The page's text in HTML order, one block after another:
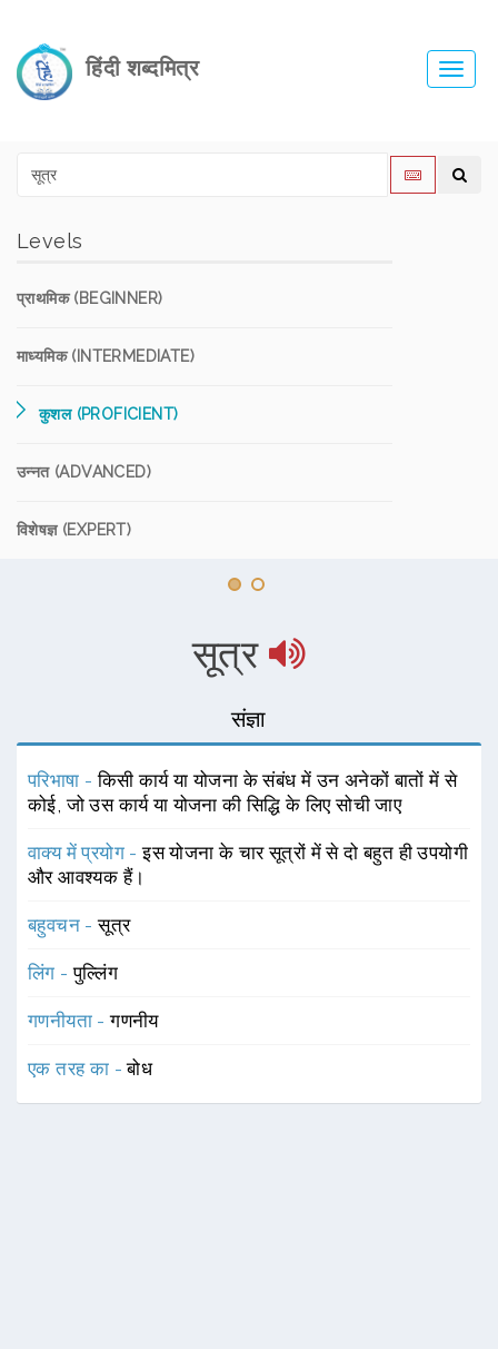
हिंदी शब्दमित्र
Levels
प्राथमिक (BEGINNER)
माध्यमिक (INTERMEDIATE)
कुशल (PROFICIENT)
उन्नत (ADVANCED)
विशेषज्ञ (EXPERT)
सूत्र
संज्ञा
परिभाषा -किसी कार्य या योजना के संबंध में उन अनेकों बातों में से
कोई, जो उस कार्य या योजना की सिद्धि के लिए सोची जाए
वाक्य में प्रयोग -इस योजना के चार सूत्रों में से दो बहुत ही उपयोगी
और आवश्यक हैं।
बहुवचन -सूत्र
लिंग -पुल्लिंग
गणनीयता -गणनीय
एक तरह का -बोध